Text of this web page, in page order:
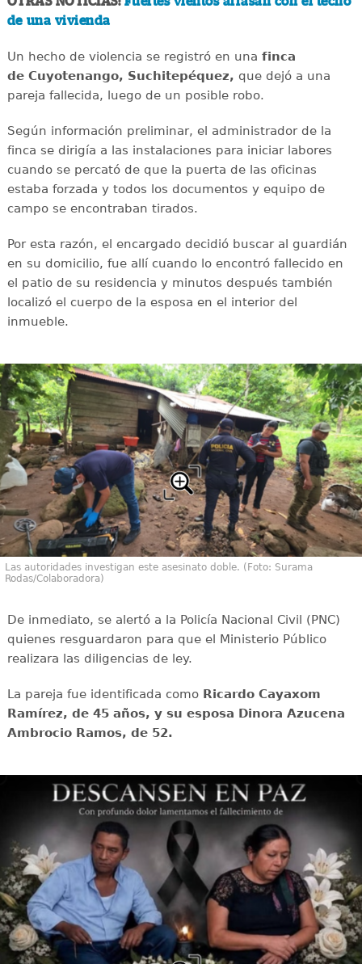
de una vivienda
Un hecho de violencia se registró en una finca
de Cuyotenango, Suchitepéquez, que dejó a una
pareja fallecida, luego de un posible robo.
Según información preliminar, el administrador de la
finca se dirigía a las instalaciones para iniciar labores
cuando se percató de que la puerta de las oficinas
estaba forzada y todos los documentos y equipo de
campo se encontraban tirados.
Por esta razón, el encargado decidió buscar al guardián
en su domicilio, fue allí cuando lo encontró fallecido en
el patio de su residencia y minutos después también
localizó el cuerpo de la esposa en el interior del
inmueble.
Las autoridades investigan este asesinato doble. (Foto: Surama
Rodas/Colaboradora)
De inmediato, se alertó a la Policía Nacional Civil (PNC)
quienes resguardaron para que el Ministerio Público
realizara las diligencias de ley.
La pareja fue identificada como Ricardo Cayaxom
Ramírez, de 45 años, y su esposa Dinora Azucena
Ambrocio Ramos, de 52.